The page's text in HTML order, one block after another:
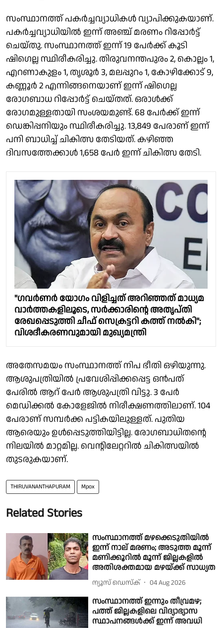
സംസ്ഥാനത്ത് പകർച്ചവ്യാധികൾ വ്യാപിക്കുകയാണ്.
പകർച്ചവ്യാധിയിൽ ഇന്ന് അഞ്ച് മരണം റിപ്പോർട്ട്
ചെയ്തു. സംസ്ഥാനത്ത് ഇന്ന് 19 പേർക്ക് കൂടി
ഷിഗെല്ല സ്ഥിരീകരിച്ചു. തിരുവനന്തപുരം 2, കൊല്ലം 1,
എറണാകുളം 1, തൃശൂർ 3, മലപ്പുറം 1, കോഴിക്കോട് 9,
കണ്ണൂർ 2 എന്നിങ്ങനെയാണ് ഇന്ന് ഷിഗെല്ല
രോഗബാധ റിപ്പോർട്ട് ചെയ്തത്. ഒരാൾക്ക്
രോഗമുള്ളതായി സംശയമുണ്ട്. 68 പേർക്ക് ഇന്ന്
ഡെങ്കിപ്പനിയും സ്ഥിരീകരിച്ചു. 13,849 പേരാണ് ഇന്ന്
പനി ബാധിച്ച് ചികിത്സ തേടിയത്. കഴിഞ്ഞ
ദിവസത്തേക്കാൾ 1,658 പേർ ഇന്ന് ചികിത്സ തേടി.
"ഗവർണർ യോഗം വിളിച്ചത് അറിഞ്ഞത് മാധ്യമ
വാർത്തകളിലൂടെ, സർക്കാരിൻ്റെ അതൃപ്തി
രേഖപ്പെടുത്തി ചീഫ് സെക്രട്ടറി കത്ത് നൽകി";
വിശദീകരണവുമായി മുഖ്യമന്ത്രി
അതേസമയം സംസ്ഥാനത്ത് നിപ ഭീതി ഒഴിയുന്നു.
ആശുപത്രിയിൽ പ്രവേശിപ്പിക്കപ്പെട്ട ഒൻപത്
പേരിൽ ആറ് പേർ ആശുപത്രി വിട്ടു. 3 പേർ
മെഡിക്കൽ കോളേജിൽ നിരീക്ഷണത്തിലാണ്. 104
പേരാണ് സമ്പർക്ക പട്ടികയിലുള്ളത്. പുതിയ
ആരെയും ഉൾപ്പെടുത്തിയിട്ടില്ല. രോഗബാധിതൻ്റെ
നിലയിൽ മാറ്റമില്ല. വെന്റിലേറ്ററിൽ ചികിത്സയിൽ
തുടരുകയാണ്.
THIRUVANANTHAPURAM Mpox
Related Stories
സംസ്ഥാനത്ത് മഴക്കെടുതിയിൽ
ഇന്ന് നാല് മരണം; അടുത്ത മൂന്ന്
മണിക്കൂറിൽ മൂന്ന് ജില്ലകളിൽ
അതിശക്തമായ മഴയ്ക്ക് സാധ്യത
ന്യൂസ് ഡെസ്ക് 04 Aug 2026
സംസ്ഥാനത്ത് ഇന്നും തീവ്രമഴ;
പത്ത് ജില്ലകളിലെ വിദ്യാഭ്യാസ
സ്ഥാപനങ്ങൾക്ക് ഇന്ന് അവധി